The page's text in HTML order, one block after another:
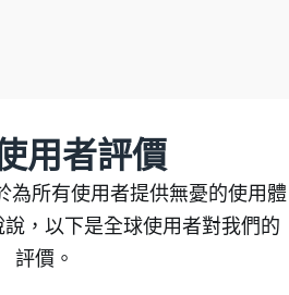
用者評價
為所有使用者提供無憂的使用體
，以下是全球使用者對我們的
評價。